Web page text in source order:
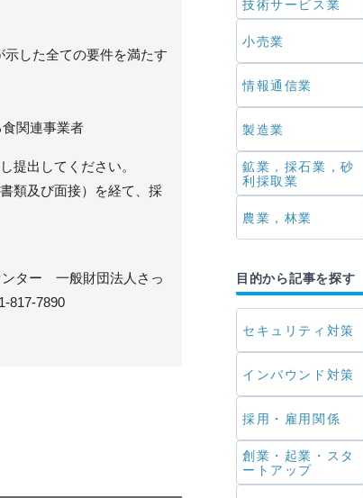
した全ての要件を満たす
関連事業者
提出してください。
類及び面接）を経て、採
ンター 一般財団法人さっ
817-7890
技術サービス業
小売業
情報通信業
製造業
鉱業，採石業，砂
利採取業
農業，林業
目的から記事を探す
セキュリティ対策
インバウンド対策
採用・雇用関係
創業・起業・スタ
ートアップ